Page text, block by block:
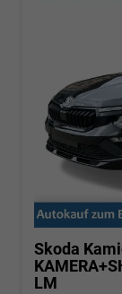
Skoda
LM